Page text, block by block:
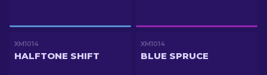
XM1014
HALFTONE SHIFT
XM1014
BLUE SPRUCE